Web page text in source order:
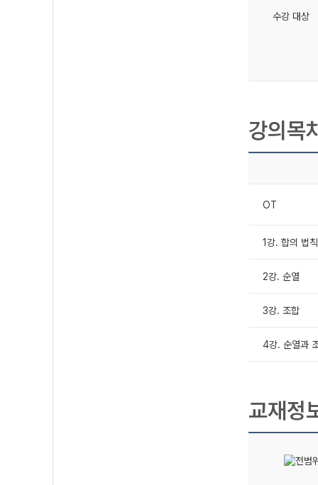
수강 대상
강의목
OT
1강. 합의 법
2강. 순열
3강. 조합
4강. 순열과
교재정